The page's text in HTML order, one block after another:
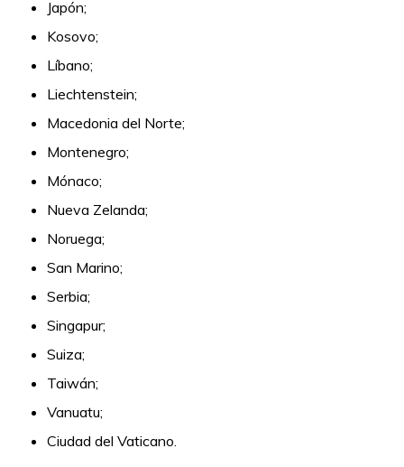
Japón;
Kosovo;
Líbano;
Liechtenstein;
Macedonia del Norte;
Montenegro;
Mónaco;
Nueva Zelanda;
Noruega;
San Marino;
Serbia;
Singapur;
Suiza;
Taiwán;
Vanuatu;
Ciudad del Vaticano.